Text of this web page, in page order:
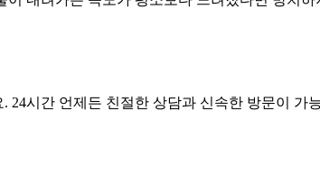
시간 언제든 친절한 상담과 신속한 방문이 가